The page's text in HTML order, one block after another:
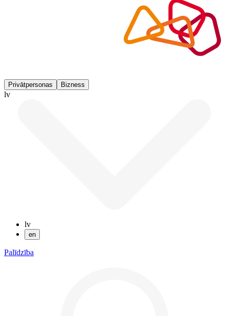
Privātpersonas Bizness
lv
lv
en
Palīdzība